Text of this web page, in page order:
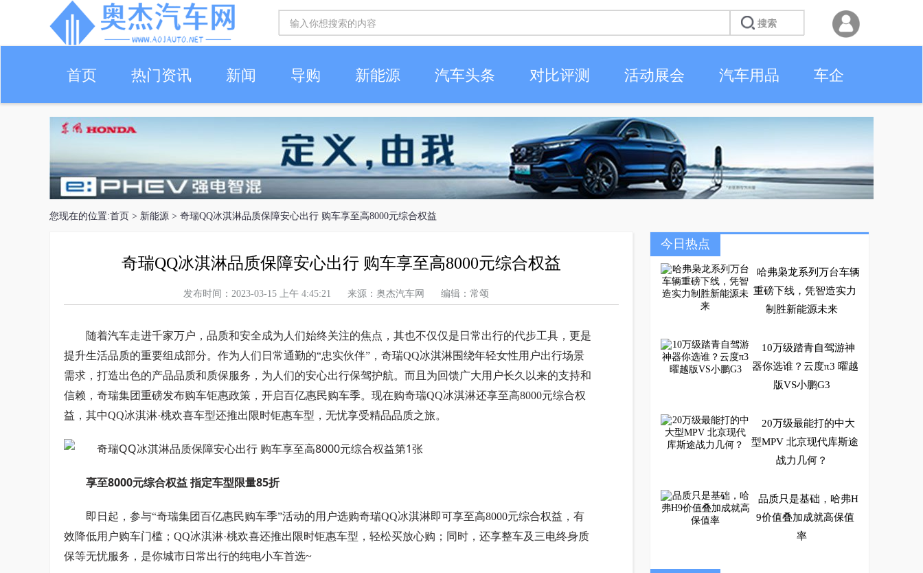
首页 热门资讯 新闻 导购 新能源 汽车头条 对比评测 活动展会 汽车用品 车企
您现在的位置:首页 > 新能源 > 奇瑞QQ冰淇淋品质保障安心出行 购车享至高8000元综合权益
奇瑞QQ冰淇淋品质保障安心出行 购车享至高8000元综合权益
发布时间：2023-03-15 上午 4:45:21 来源：奥杰汽车网 编辑：常颂
随着汽车走进千家万户，品质和安全成为人们始终关注的焦点，其也不仅仅是日常出行的代步工具，更是
提升生活品质的重要组成部分。作为人们日常通勤的“忠实伙伴”，奇瑞QQ冰淇淋围绕年轻女性用户出行场景
需求，打造出色的产品品质和质保服务，为人们的安心出行保驾护航。而且为回馈广大用户长久以来的支持和
信赖，奇瑞集团重磅发布购车钜惠政策，开启百亿惠民购车季。现在购奇瑞QQ冰淇淋还享至高8000元综合权
益，其中QQ冰淇淋·桃欢喜车型还推出限时钜惠车型，无忧享受精品品质之旅。
享至8000元综合权益 指定车型限量85折
即日起，参与“奇瑞集团百亿惠民购车季”活动的用户选购奇瑞QQ冰淇淋即可享至高8000元综合权益，有
效降低用户购车门槛；QQ冰淇淋·桃欢喜还推出限时钜惠车型，轻松买放心购；同时，还享整车及三电终身质
保等无忧服务，是你城市日常出行的纯电小车首选~
今日热点
哈弗枭龙系列万台车辆
重磅下线，凭智造实力
制胜新能源未来
10万级踏青自驾游神
器你选谁？云度π3 曜越
版VS小鹏G3
20万级最能打的中大
型MPV 北京现代库斯途
战力几何？
品质只是基础，哈弗H
9价值叠加成就高保值
率